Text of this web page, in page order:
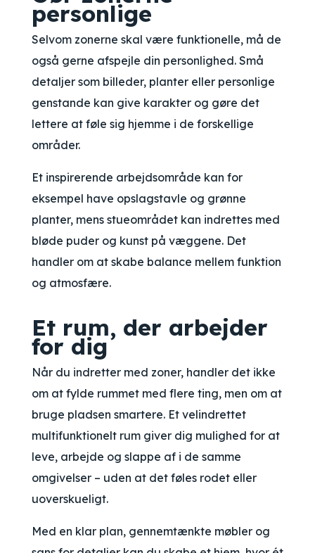
personlige
Selvom zonerne skal være funktionelle, må de
også gerne afspejle din personlighed. Små
detaljer som billeder, planter eller personlige
genstande kan give karakter og gøre det
lettere at føle sig hjemme i de forskellige
områder.
Et inspirerende arbejdsområde kan for
eksempel have opslagstavle og grønne
planter, mens stueområdet kan indrettes med
bløde puder og kunst på væggene. Det
handler om at skabe balance mellem funktion
og atmosfære.
Et rum, der arbejder
for dig
Når du indretter med zoner, handler det ikke
om at fylde rummet med flere ting, men om at
bruge pladsen smartere. Et velindrettet
multifunktionelt rum giver dig mulighed for at
leve, arbejde og slappe af i de samme
omgivelser – uden at det føles rodet eller
uoverskueligt.
Med en klar plan, gennemtænkte møbler og